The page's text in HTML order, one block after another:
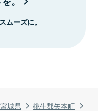
宮城県
桃生郡矢本町
ムーズに。